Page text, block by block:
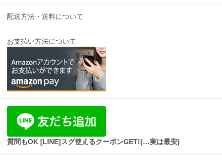
配送方法・送料について
お支払い方法について
質問もOK [LINE]スグ使えるクーポンGET!(…実は最安)